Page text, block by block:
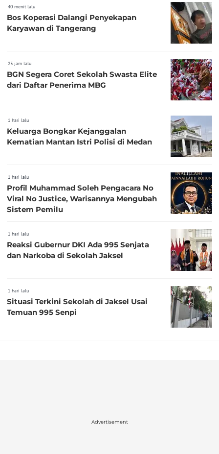
40 menit lalu
Bos Koperasi Dalangi Penyekapan
Karyawan di Tangerang
23 jam lalu
BGN Segera Coret Sekolah Swasta Elite
dari Daftar Penerima MBG
1 hari lalu
Keluarga Bongkar Kejanggalan
Kematian Mantan Istri Polisi di Medan
1 hari lalu
Profil Muhammad Soleh Pengacara No
Viral No Justice, Warisannya Mengubah
Sistem Pemilu
1 hari lalu
Reaksi Gubernur DKI Ada 995 Senjata
dan Narkoba di Sekolah Jaksel
1 hari lalu
Situasi Terkini Sekolah di Jaksel Usai
Temuan 995 Senpi
Advertisement